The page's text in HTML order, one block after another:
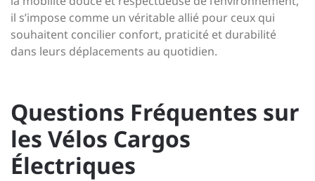
il s’impose comme un véritable allié pour ceux qui
souhaitent concilier confort, praticité et durabilité
dans leurs déplacements au quotidien.
Questions Fréquentes sur
les Vélos Cargos
Électriques